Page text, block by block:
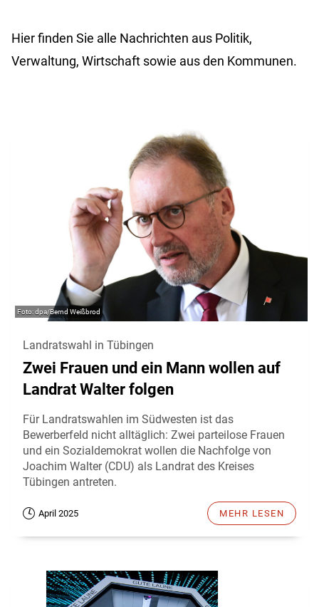
Hier finden Sie alle Nachrichten aus Politik,
Verwaltung, Wirtschaft sowie aus den Kommunen.
dpa/Bernd Weißbrod
Landratswahl in Tübingen
Zwei Frauen und ein Mann wollen auf
Landrat Walter folgen
Für Landratswahlen im Südwesten ist das
Bewerberfeld nicht alltäglich: Zwei parteilose Frauen
und ein Sozialdemokrat wollen die Nachfolge von
Joachim Walter (CDU) als Landrat des Kreises
Tübingen antreten.
April 2025 MEHR LESEN